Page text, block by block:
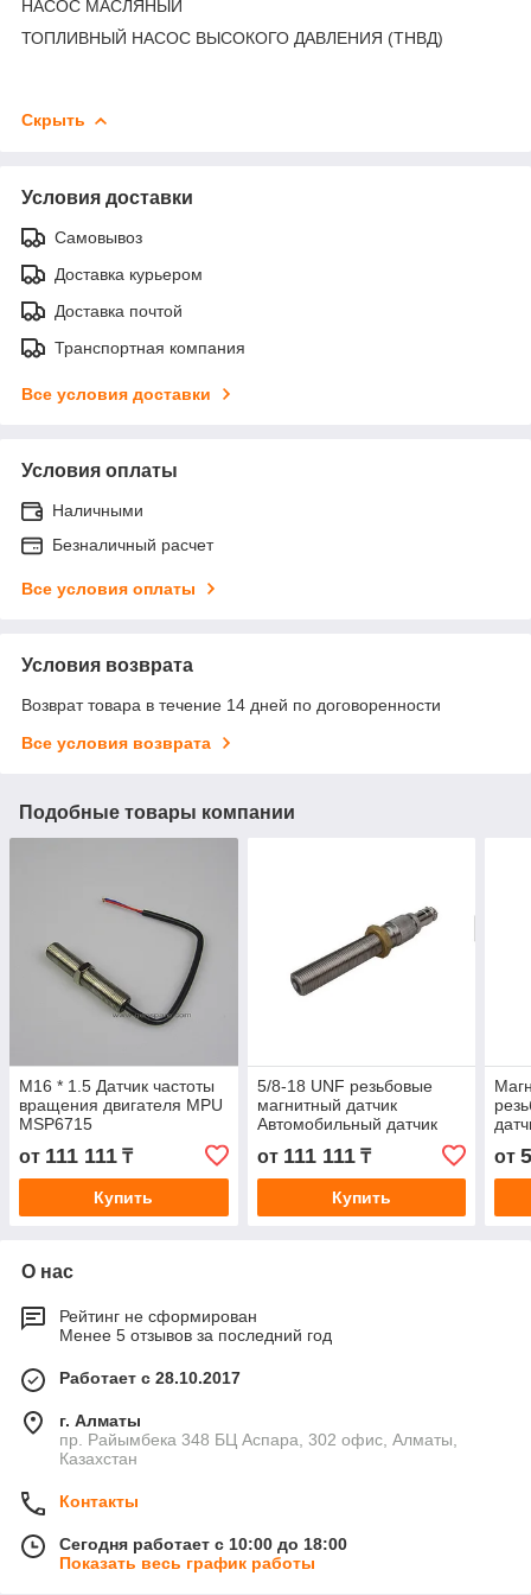
НАСОС МАСЛЯНЫЙ
ТОПЛИВНЫЙ НАСОС ВЫСОКОГО ДАВЛЕНИЯ (ТНВД)
Скрыть
Условия доставки
Самовывоз
Доставка курьером
Доставка почтой
Транспортная компания
Все условия доставки
Условия оплаты
Наличными
Безналичный расчет
Все условия оплаты
Условия возврата
Возврат товара в течение 14 дней по договоренности
Все условия возврата
Подобные товары компании
M16 * 1.5 Датчик частоты
вращения двигателя MPU
MSP6715
от 111 111 ₸
Купить
5/8-18 UNF резьбовые
магнитный датчик
Автомобильный датчик
скорости MSP677
от 111 111₸
Купить
от
О нас
Рейтинг не сформирован
Менее 5 отзывов за последний год
Работает с 28.10.2017
г. Алматы
пр. Райымбека 348 БЦ Аспара, 302 офис, Алматы,
Казахстан
Контакты
Сегодня работает с 10:00 до 18:00
Показать весь график работы